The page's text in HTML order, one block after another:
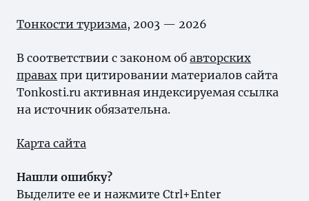
Тонкости туризма, 2003 — 2026
В соответствии с законом об авторских
правах при цитировании материалов сайта
Tonkosti.ru активная индексируемая ссылка
на источник обязательна.
Карта сайта
Нашли ошибку?
Выделите ее и нажмите Ctrl+Enter